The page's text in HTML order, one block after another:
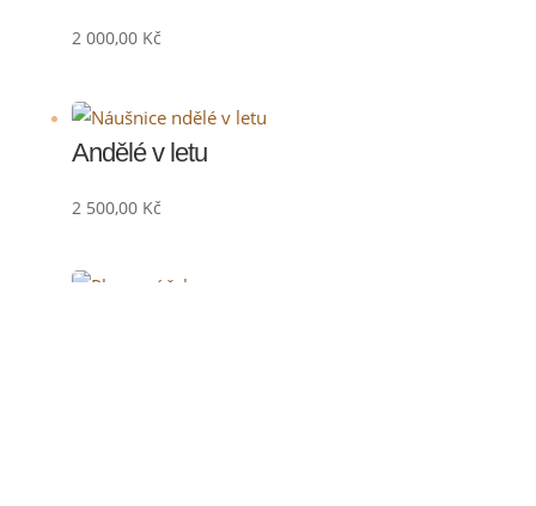
2 000,00 Kč
Andělé v letu
2 500,00 Kč